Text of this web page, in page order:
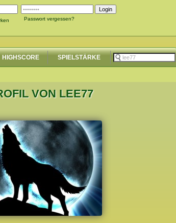
Passwort vergessen?
HIGHSCORE SPIELSTÄRKE
VON LEE77